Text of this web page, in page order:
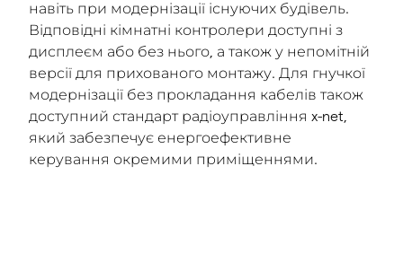
навіть при модернізації існуючих будівель.
Відповідні кімнатні контролери доступні з
дисплеєм або без нього, а також у непомітній
версії для прихованого монтажу. Для гнучкої
модернізації без прокладання кабелів також
доступний стандарт радіоуправління x-net,
який забезпечує енергоефективне
керування окремими приміщеннями.